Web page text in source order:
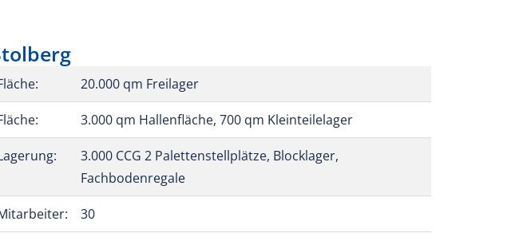
20.000 qm Freilager
3.000 qm Hallenfläche, 700 qm Kleinteilelager
3.000 CCG 2 Palettenstellplätze, Blocklager,
Fachbodenregale
30